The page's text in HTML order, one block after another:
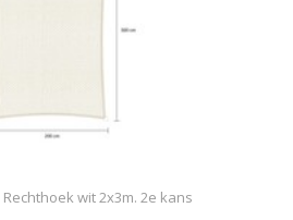
wit 2x3m. 2e kans